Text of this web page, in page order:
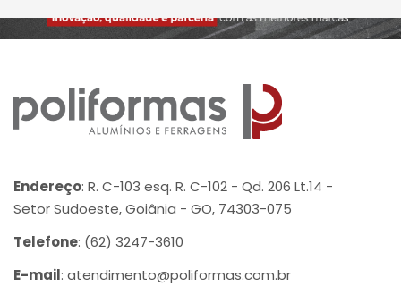
Endereço: R. C-103 esq. R. C-102 - Qd. 206 Lt.14 -
Setor Sudoeste, Goiânia - GO, 74303-075
Telefone: (62) 3247-3610
E-mail: atendimento@poliformas.com.br